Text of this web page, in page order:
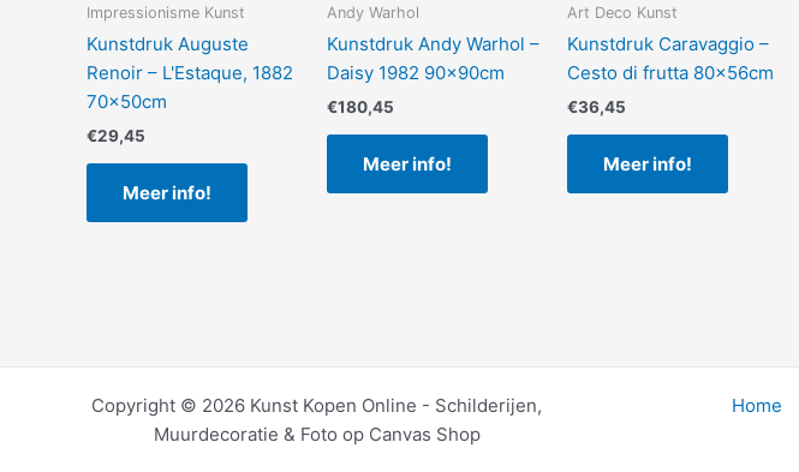
Impressionisme Kunst
Kunstdruk Auguste
Renoir – L'Estaque, 1882
70x50cm
€29,45
Meer info!
Andy Warhol
Kunstdruk Andy Warhol –
Daisy 1982 90x90cm
€180,45
Meer info!
Art Deco Kunst
Kunstdruk Caravaggio –
Cesto di frutta 80x56cm
€36,45
Meer info!
Copyright © 2026 Kunst Kopen Online - Schilderijen,
Muurdecoratie & Foto op Canvas Shop
Home